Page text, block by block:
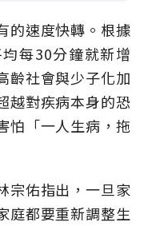
的速度快轉。根據
每30分鐘就新增
齡社會與少子化加
越對疾病本身的恐
怕「一人生病，拖
宗佑指出，一旦家
庭都要重新調整生